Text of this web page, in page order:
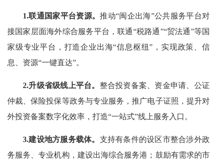
1.联通国家平台资源。推动“闽企出海”公共服务平台对
接国家层面海外综合服务平台，联通“税路通”“贸法通”等国
家级专业平台，打造企业出海“信息枢纽”，实现政策、信
息、资源“一键直达”。
2.升级省级线上平台。 整合投资备案、资金申请、公证
仲裁、保险投保等政务与专业服务，推广电子证照，提升对
外投资备案数字化效率，打造“一站式”线上服务入口。
3.建设地方服务载体。 支持有条件的设区市整合涉外政
务服务、专业机构，建设出海综合服务港；鼓励有需求的市